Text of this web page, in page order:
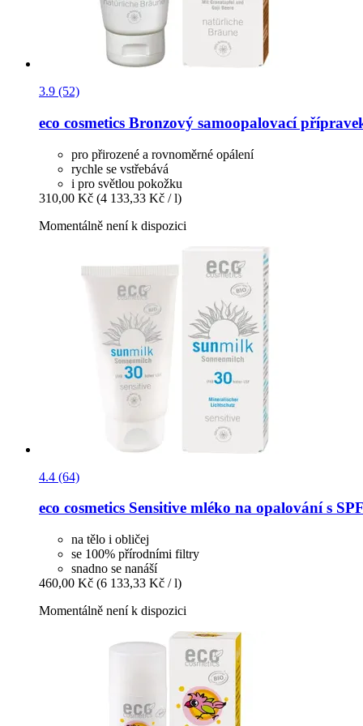
3.9 (52)
eco cosmetics Bronzový samoopalovací
pro přirozené a rovnoměrné opálení
rychle se vstřebává
i pro světlou pokožku
310,00 Kč (4 133,33 Kč / l)
Momentálně není k dispozici
4.4 (64)
eco cosmetics Sensitive mléko na opalování s
na tělo i obličej
se 100% přírodními filtry
snadno se nanáší
460,00 Kč (6 133,33 Kč / l)
Momentálně není k dispozici